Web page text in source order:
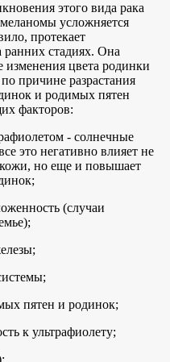
этого вида рака
усложняется
протекает
стадиях. Она
изменения цвета родинки
причине разрастания
и родимых пятен
факторов:
- солнечные
это негативно влияет не
кожи, но еще и повышает
(случаи
пятен и родинок;
к ультрафиолету;